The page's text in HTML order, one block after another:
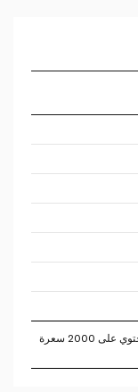
تستند النسبة المئوية للقيم اليومية على نظام غذائي يحتوي على 2000 سعرة